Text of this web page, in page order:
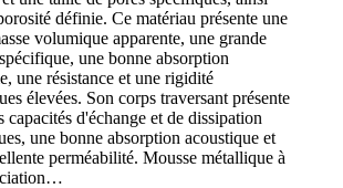
définie. Ce matériau présente une
volumique apparente, une grande
une bonne absorption
une résistance et une rigidité
élevées. Son corps traversant présente
capacités d'échange et de dissipation
une bonne absorption acoustique et
perméabilité. Mousse métallique à